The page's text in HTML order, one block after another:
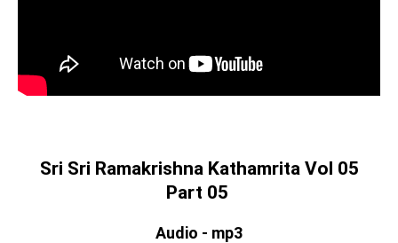
Sri Sri Ramakrishna Kathamrita Vol 05
Part 05
Audio - mp3